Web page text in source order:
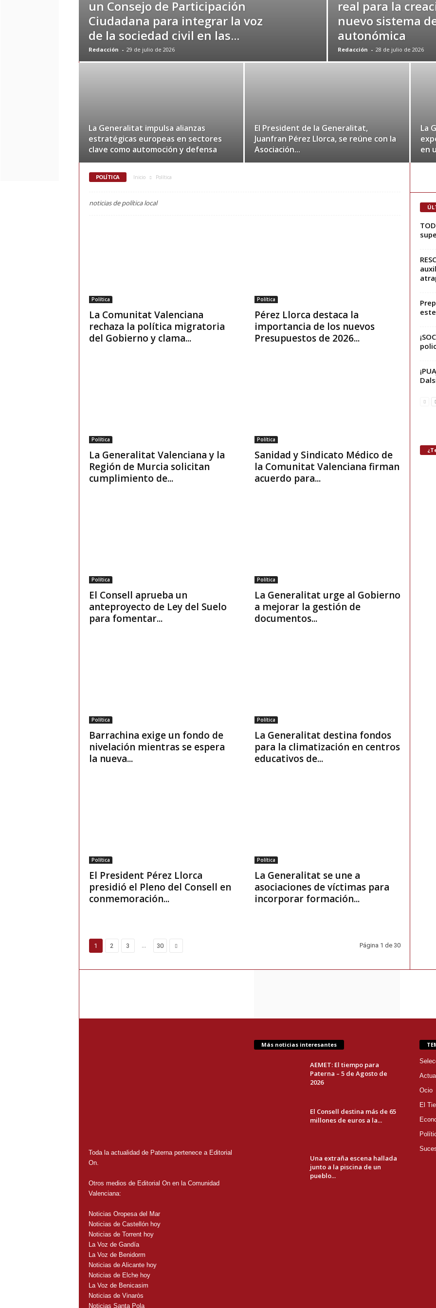
un Consejo de Participación
Ciudadana para integrar la voz
de la sociedad civil en las...
Redacción - 29 de julio de 2026
real para la
nuevo sistema
autonómica
Redacción - 28 de julio de 2026
La Generalitat impulsa alianzas
estratégicas europeas en sectores
clave como automoción y defensa
El President de la Generalitat,
Juanfran Pérez Llorca, se reúne con la
Asociación...
La
en
POLÍTICA Inicio Política
noticias de política local
Política
La Comunitat Valenciana
rechaza la política migratoria
del Gobierno y clama...
Política
Pérez Llorca destaca la
importancia de los nuevos
Presupuestos de 2026...
Política
La Generalitat Valenciana y la
Región de Murcia solicitan
cumplimiento de...
Política
Sanidad y Sindicato Médico de
la Comunitat Valenciana firman
acuerdo para...
Política
El Consell aprueba un
anteproyecto de Ley del Suelo
para fomentar...
Política
La Generalitat urge al Gobierno
a mejorar la gestión de
documentos...
Política
Barrachina exige un fondo de
nivelación mientras se espera
la nueva...
Política
La Generalitat destina fondos
para la climatización en centros
educativos de...
Política
El President Pérez Llorca
presidió el Pleno del Consell en
conmemoración...
Política
La Generalitat se une a
asociaciones de víctimas para
incorporar formación...
1 2 3 ... 30 Página 1 de 30
Toda la actualidad de Paterna pertenece a Editorial
On.
Otros medios de Editorial On en la Comunidad
Valenciana:
Noticias Oropesa del Mar
Noticias de Castellón hoy
Noticias de Torrent hoy
La Voz de Gandía
La Voz de Benidorm
Noticias de Alicante hoy
Noticias de Elche hoy
La Voz de Benicasim
Noticias de Vinaròs
Noticias Santa Pola
Más noticias interesantes
AEMET: El tiempo para
Paterna – 5 de Agosto de
2026
El Consell destina más de 65
millones de euros a la...
Una extraña escena hallada
junto a la piscina de un
pueblo...
Ocio
El